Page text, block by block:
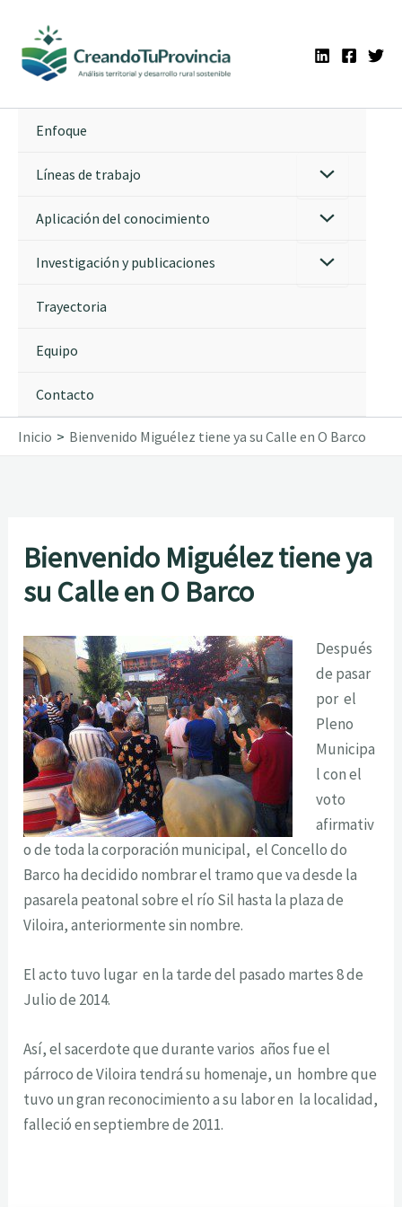
contenido
Enfoque
Líneas de trabajo
Aplicación del conocimiento
Investigación y publicaciones
Trayectoria
Equipo
Contacto
Inicio Bienvenido Miguélez tiene ya su Calle en O Barco
Bienvenido Miguélez tiene ya
su Calle en O Barco
Después
de pasar
por el
Pleno
Municipa
l con el
voto
afirmativ
o de toda la corporación municipal, el Concello do
Barco ha decidido nombrar el tramo que va desde la
pasarela peatonal sobre el río Sil hasta la plaza de
Viloira, anteriormente sin nombre.
El acto tuvo lugar en la tarde del pasado martes 8 de
Julio de 2014.
Así, el sacerdote que durante varios años fue el
párroco de Viloira tendrá su homenaje, un hombre que
tuvo un gran reconocimiento a su labor en la localidad,
falleció en septiembre de 2011.